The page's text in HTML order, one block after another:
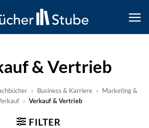
& Vertrieb
» Business & Karriere » Marketing &
» Verkauf & Vertrieb
FILTER